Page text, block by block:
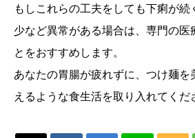
もしこれらの工夫をしても下痢が
少など異常がある場合は、専門の医
とをおすすめします。
あなたの胃腸が疲れずに、つけ麺を
えるような食生活を取り入れてくだ